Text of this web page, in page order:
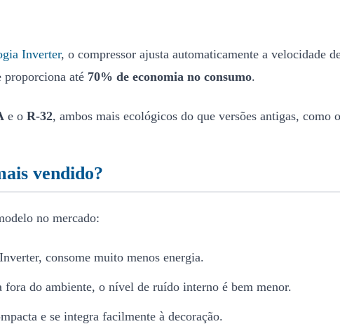
Inverter, o compressor ajusta automaticamente a velocidade
proporciona até 70% de economia no consumo.
e o R-32, ambos mais ecológicos do que versões antigas, como
vendido?
no mercado:
consome muito menos energia.
fora do ambiente, o nível de ruído interno é bem menor.
e se integra facilmente à decoração.